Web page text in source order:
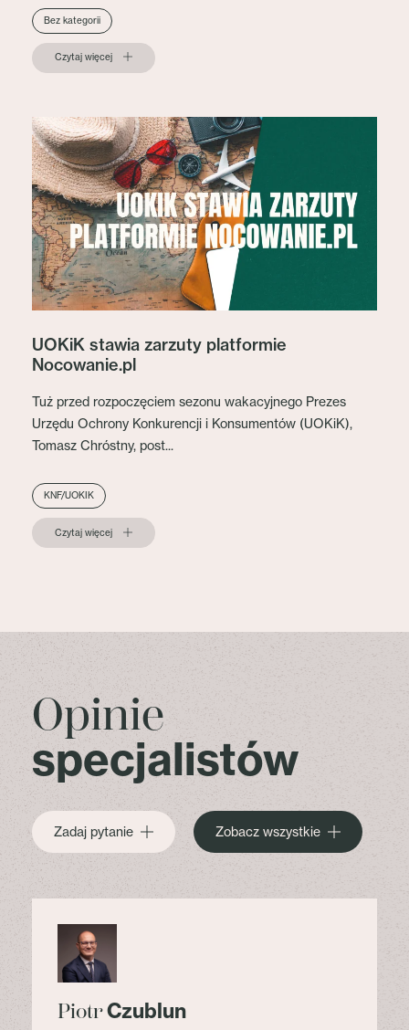
Bez kategorii
Czytaj więcej
UOKiK stawia zarzuty platformie
Nocowanie.pl
Tuż przed rozpoczęciem sezonu wakacyjnego Prezes
Urzędu Ochrony Konkurencji i Konsumentów (UOKiK),
Tomasz Chróstny, post...
KNF/UOKIK
Czytaj więcej
Opinie
specjalistów
Zadaj pytanie Zobacz wszystkie
PiotrCzublun